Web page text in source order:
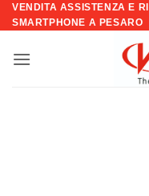
Salta
ai
VENDITA ASSISTENZA E
SMARTPHONE A PESARO